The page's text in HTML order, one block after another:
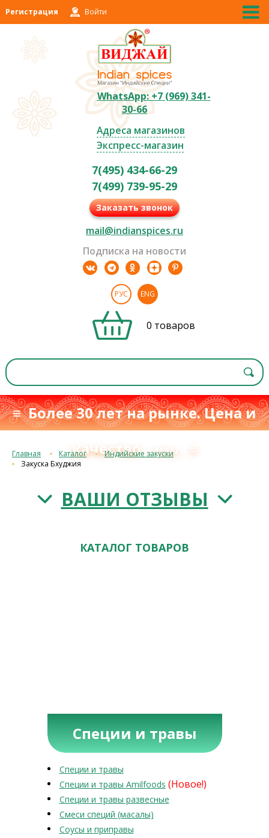
Регистрация Войти
WhatsApp: +7 (969) 341-
30-66
Адреса магазинов
Экспресс-магазин
7(495) 434-66-29
7(499) 739-95-29
Заказать звонок
mail@indianspices.ru
Подписка на новости
РУС ENG
0 товаров
≡ Более 30 лет на рынке. Цена и
качествос 1993 г. ≡
Главная Каталог
Индийские закуски
Закуска Бхуджия
ВАШИ ОТЗЫВЫ
КАТАЛОГ ТОВАРОВ
Специи и травы
Специи и травы
Специи и травы Amilfoods (Новое!)
Специи и травы развесные
Смеси специй (масалы)
Соусы и приправы